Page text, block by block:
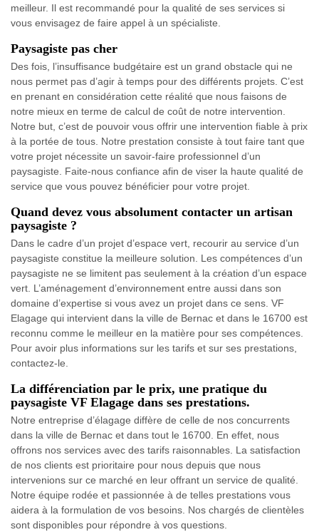
meilleur. Il est recommandé pour la qualité de ses services si
vous envisagez de faire appel à un spécialiste.
Paysagiste pas cher
Des fois, l’insuffisance budgétaire est un grand obstacle qui ne
nous permet pas d’agir à temps pour des différents projets. C’est
en prenant en considération cette réalité que nous faisons de
notre mieux en terme de calcul de coût de notre intervention.
Notre but, c’est de pouvoir vous offrir une intervention fiable à prix
à la portée de tous. Notre prestation consiste à tout faire tant que
votre projet nécessite un savoir-faire professionnel d’un
paysagiste. Faite-nous confiance afin de viser la haute qualité de
service que vous pouvez bénéficier pour votre projet.
Quand devez vous absolument contacter un artisan
paysagiste ?
Dans le cadre d’un projet d’espace vert, recourir au service d’un
paysagiste constitue la meilleure solution. Les compétences d’un
paysagiste ne se limitent pas seulement à la création d’un espace
vert. L’aménagement d’environnement entre aussi dans son
domaine d’expertise si vous avez un projet dans ce sens. VF
Elagage qui intervient dans la ville de Bernac et dans le 16700 est
reconnu comme le meilleur en la matière pour ses compétences.
Pour avoir plus informations sur les tarifs et sur ses prestations,
contactez-le.
La différenciation par le prix, une pratique du
paysagiste VF Elagage dans ses prestations.
Notre entreprise d’élagage diffère de celle de nos concurrents
dans la ville de Bernac et dans tout le 16700. En effet, nous
offrons nos services avec des tarifs raisonnables. La satisfaction
de nos clients est prioritaire pour nous depuis que nous
intervenions sur ce marché en leur offrant un service de qualité.
Notre équipe rodée et passionnée à de telles prestations vous
aidera à la formulation de vos besoins. Nos chargés de clientèles
sont disponibles pour répondre à vos questions.